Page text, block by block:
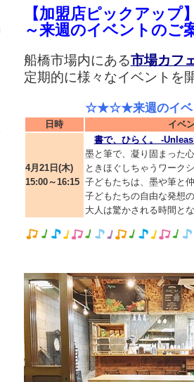
【加盟店ピックアップ
～来週のイベントのご
船橋市場内にある市場カフ
定期的に様々なイベントを
☆★☆★来週のイベン
日時 イベ
4月21日(木)
15:00～16:15
書で、ひらく。 -
墨と筆で、凝り固まった
ときほぐしちゃうワーク
子どもたちは、墨や筆と
子どもたちの自由な発想
大人は驚かされる時間と